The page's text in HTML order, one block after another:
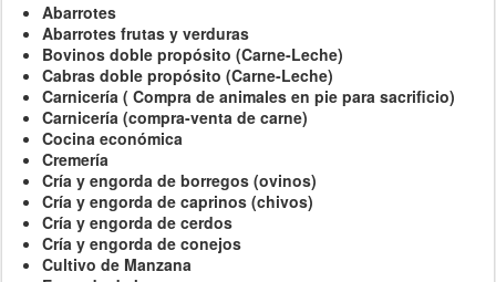
Abarrotes
Abarrotes frutas y verduras
Bovinos doble propósito (Carne-Leche)
Cabras doble propósito (Carne-Leche)
Carnicería ( Compra de animales en pie para sacrificio)
Carnicería (compra-venta de carne)
Cocina económica
Cremería
Cría y engorda de borregos (ovinos)
Cría y engorda de caprinos (chivos)
Cría y engorda de cerdos
Cría y engorda de conejos
Cultivo de Manzana